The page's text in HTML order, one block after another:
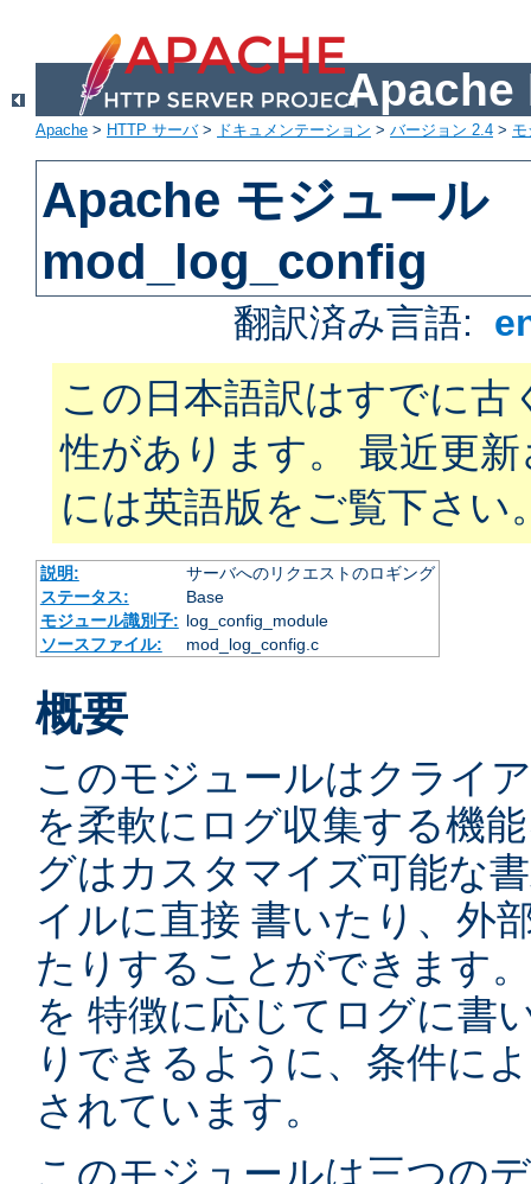
Apache
Apache > HTTP サーバ> ドキュメンテーション > バージョン 2.4 >
Apache モジュール
mod_log_config
翻訳済み言語:
この日本語訳はすでに古
性があります。 最近更
には英語版をご覧下さい
説明:
サーバへのリクエストのロギング
ステータス:
Base
モジュール識別子: log_config_module
ソースファイル:
mod_log_config.c
概要
このモジュールはクライ
を柔軟にログ収集する機
グはカスタマイズ可能な
イルに直接 書いたり、外
たりすることができます
を 特徴に応じてログに書
りできるように、条件に
されています。
このモジュールは三つの